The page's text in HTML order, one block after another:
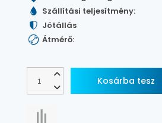
Szállítási teljesítmény:
Jótállás
Átmérő: